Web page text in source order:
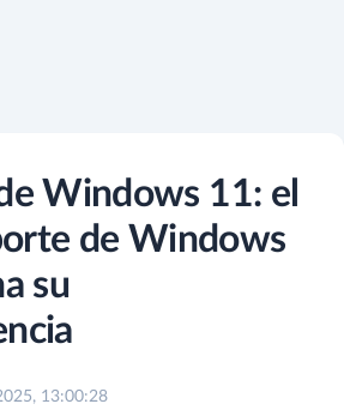
Windows 11: el
de Windows
su
13:00:28